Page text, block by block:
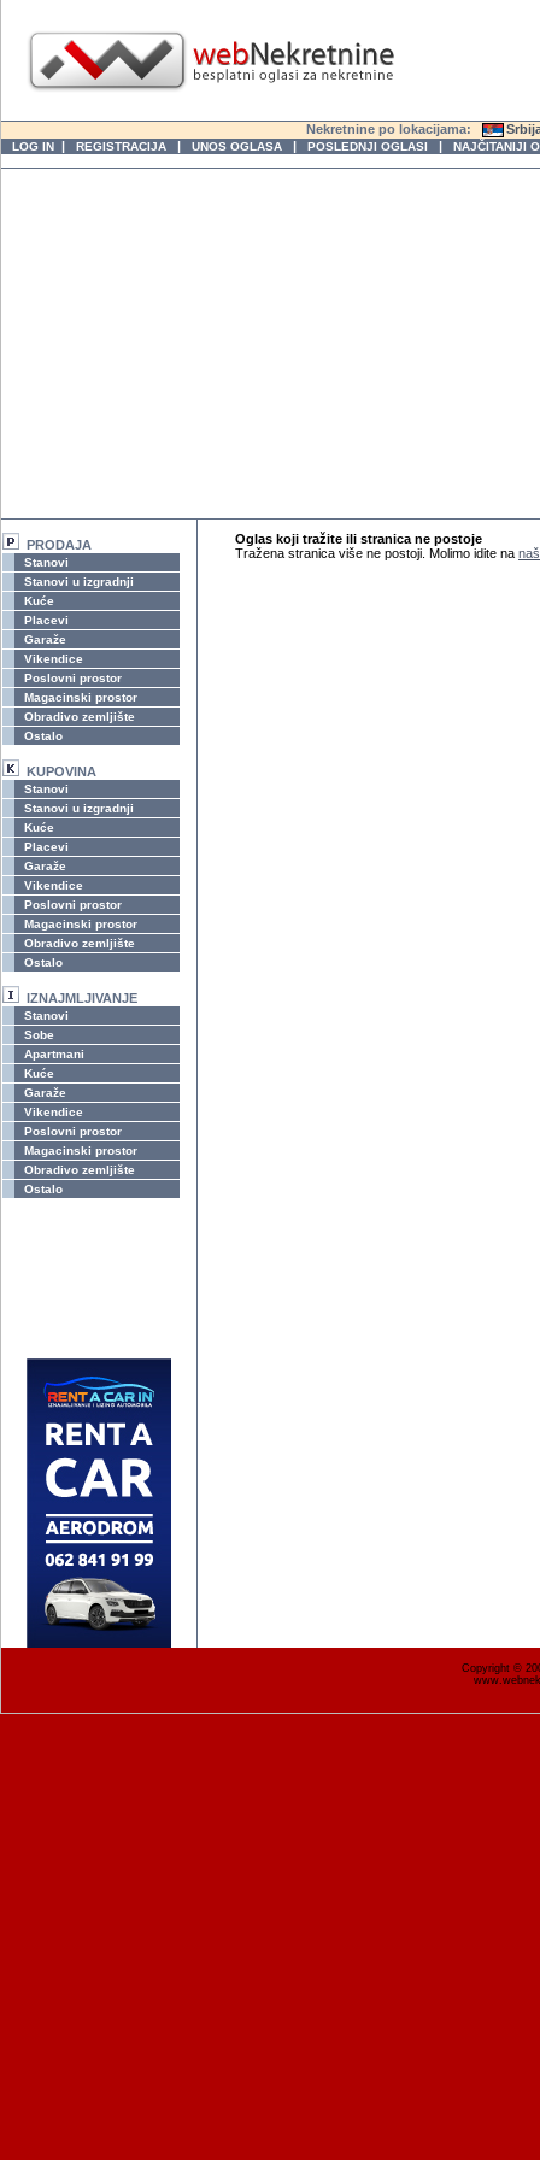
Nekretnine po lokacijama:
LOG IN | REGISTRACIJA | UNOS OGLASA | POSLEDNJI OGLASI | NAJČITANIJI
PRODAJA
Stanovi
Stanovi u izgradnji
Kuće
Placevi
Garaže
Vikendice
Poslovni prostor
Magacinski prostor
Obradivo zemljište
Ostalo
KUPOVINA
Stanovi
Stanovi u izgradnji
Kuće
Placevi
Garaže
Vikendice
Poslovni prostor
Magacinski prostor
Obradivo zemljište
Ostalo
IZNAJMLJIVANJE
Stanovi
Sobe
Apartmani
Kuće
Garaže
Vikendice
Poslovni prostor
Magacinski prostor
Obradivo zemljište
Ostalo
Oglas koji tražite ili stranica ne postoje
Tražena stranica više ne postoji. Molimo idite na
Copyright ©